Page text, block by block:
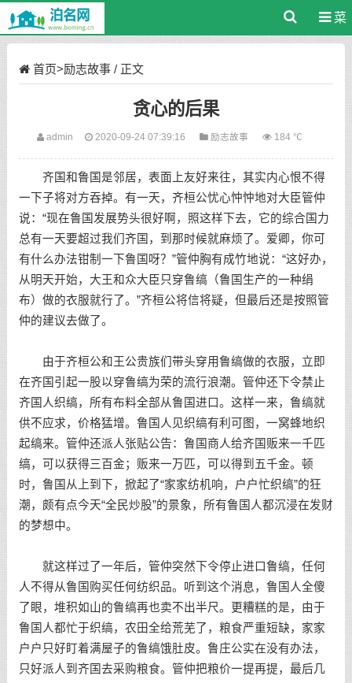
菜
首页>励志故事/ 正文
贪心的后果
admin 2020-09-24 07:39:16 励志故事 184 ℃
齐国和鲁国是邻居，表面上友好来往，其实内心恨不得
一下子将对方吞掉。有一天，齐桓公忧心忡忡地对大臣管仲
说：“现在鲁国发展势头很好啊，照这样下去，它的综合国力
总有一天要超过我们齐国，到那时候就麻烦了。爱卿，你可
有什么办法钳制一下鲁国呀？”管仲胸有成竹地说：“这好办，
从明天开始，大王和众大臣只穿鲁缟（鲁国生产的一种绢
布）做的衣服就行了。”齐桓公将信将疑，但最后还是按照管
仲的建议去做了。
由于齐桓公和王公贵族们带头穿用鲁缟做的衣服，立即
在齐国引起一股以穿鲁缟为荣的流行浪潮。管仲还下令禁止
齐国人织缟，所有布料全部从鲁国进口。这样一来，鲁缟就
供不应求，价格猛增。鲁国人见织缟有利可图，一窝蜂地织
起缟来。管仲还派人张贴公告：鲁国商人给齐国贩来一千匹
缟，可以获得三百金；贩来一万匹，可以得到五千金。顿
时，鲁国从上到下，掀起了“家家纺机响，户户忙织缟”的狂
潮，颇有点今天“全民炒股”的景象，所有鲁国人都沉浸在发财
的梦想中。
就这样过了一年后，管仲突然下令停止进口鲁缟，任何
人不得从鲁国购买任何纺织品。听到这个消息，鲁国人全傻
了眼，堆积如山的鲁缟再也卖不出半尺。更糟糕的是，由于
鲁国人都忙于织缟，农田全给荒芜了，粮食严重短缺，家家
户户只好盯着满屋子的鲁缟饿肚皮。鲁庄公实在没有办法，
只好派人到齐国去采购粮食。管仲把粮价一提再提，最后几